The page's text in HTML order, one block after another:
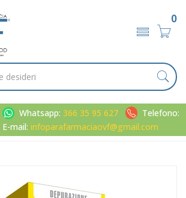
0
Whatsapp: 366 35 95 627
Telefono:
E-mail: infoparafarmaciaovf@gmail.com
Integratore 45 Capsule